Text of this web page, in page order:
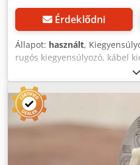
Érdeklődni
Állapot: használt,
rugós kiegyensúlyozó, kábel
kiegyensúlyozó -Gyártó:
Ovp típus -terhelhetőség: 10 -
mm -Szám: 2x rugós
darabonként -Méret doboz:
3,8 kg Codpfx Aheq Untvs Uerf